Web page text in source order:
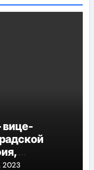
развитие
2023